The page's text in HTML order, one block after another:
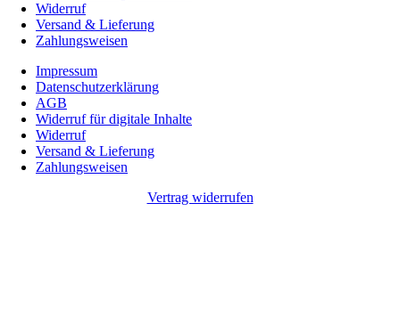
Widerruf
Versand & Lieferung
Zahlungsweisen
Impressum
Datenschutzerklärung
AGB
Widerruf für digitale Inhalte
Widerruf
Versand & Lieferung
Zahlungsweisen
Vertrag widerrufen